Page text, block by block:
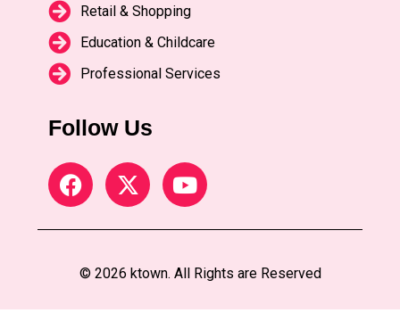
Retail & Shopping
Education & Childcare
Professional Services
Follow Us
© 2026 ktown. All Rights are Reserved